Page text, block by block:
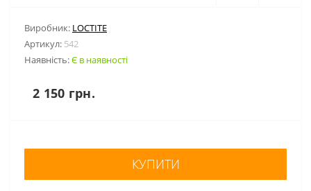
Виробник: LOCTITE
Артикул: 542
Наявність:Є в наявності
2 150 грн.
КУПИТИ